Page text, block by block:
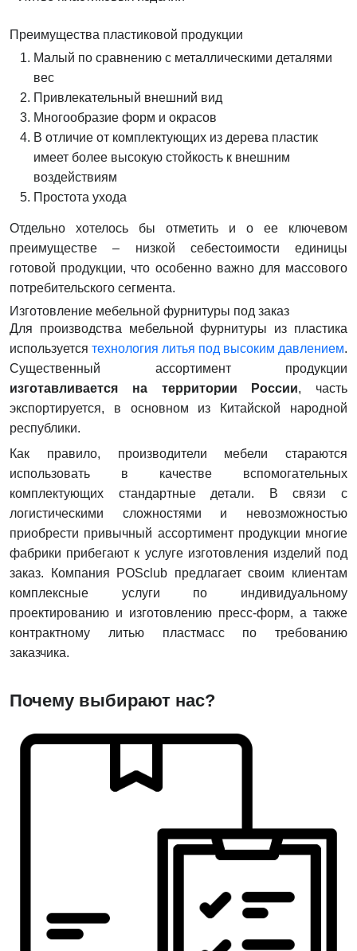
Преимущества пластиковой продукции
Малый по сравнению с металлическими деталями
вес
Привлекательный внешний вид
Многообразие форм и окрасов
В отличие от комплектующих из дерева пластик
имеет более высокую стойкость к внешним
воздействиям
Простота ухода
Отдельно хотелось бы отметить и о ее ключевом
преимуществе – низкой себестоимости единицы
готовой продукции, что особенно важно для массового
потребительского сегмента.
Изготовление мебельной фурнитуры под заказ
Для производства мебельной фурнитуры из пластика
используется технология литья под высоким давлением.
Существенный ассортимент продукции
изготавливается на территории России, часть
экспортируется, в основном из Китайской народной
республики.
Как правило, производители мебели стараются
использовать в качестве вспомогательных
комплектующих стандартные детали. В связи с
логистическими сложностями и невозможностью
приобрести привычный ассортимент продукции многие
фабрики прибегают к услуге изготовления изделий под
заказ. Компания POSclub предлагает своим клиентам
комплексные услуги по индивидуальному
проектированию и изготовлению пресс-форм, а также
контрактному литью пластмасс по требованию
заказчика.
Почему выбирают нас?